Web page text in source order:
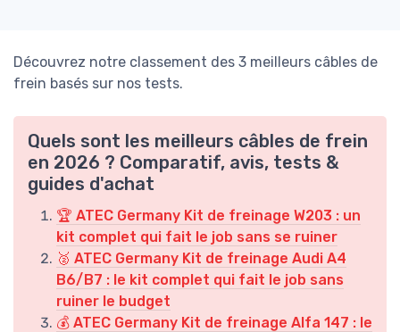
Découvrez notre classement des 3 meilleurs câbles de
frein basés sur nos tests.
Quels sont les meilleurs câbles de frein
en 2026 ? Comparatif, avis, tests &
guides d'achat
🏆 ATEC Germany Kit de freinage W203 : un
kit complet qui fait le job sans se ruiner
🥈 ATEC Germany Kit de freinage Audi A4
B6/B7 : le kit complet qui fait le job sans
ruiner le budget
💰 ATEC Germany Kit de freinage Alfa 147 : le